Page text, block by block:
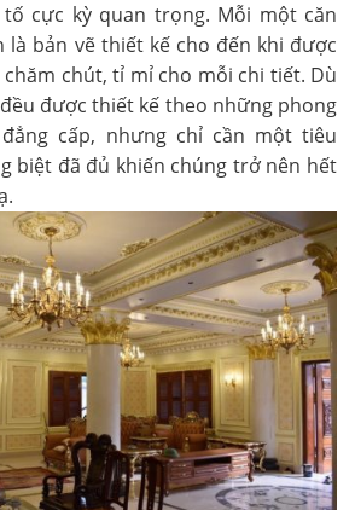
tố cực kỳ quan trọng. Mỗi một căn
bản vẽ thiết kế cho đến khi được
chút, tỉ mỉ cho mỗi chi tiết. Dù
được thiết kế theo những phong
cấp, nhưng chỉ cần một tiêu
biệt đã đủ khiến chúng trở nên hết